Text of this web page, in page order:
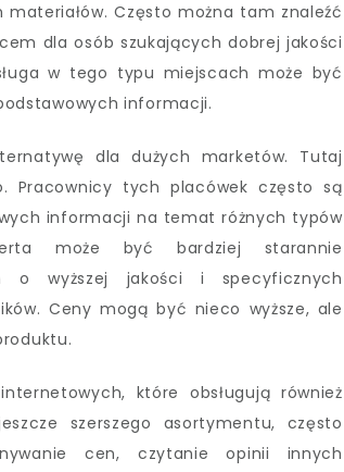
Często można tam znaleźć
dla osób szukających dobrej jakości
w tego typu miejscach może być
informacji.
dla dużych marketów. Tutaj
Pracownicy tych placówek często są
informacji na temat różnych typów
może być bardziej starannie
o wyższej jakości i specyficznych
Ceny mogą być nieco wyższe, ale
które obsługują również
szerszego asortymentu, często
cen, czytanie opinii innych